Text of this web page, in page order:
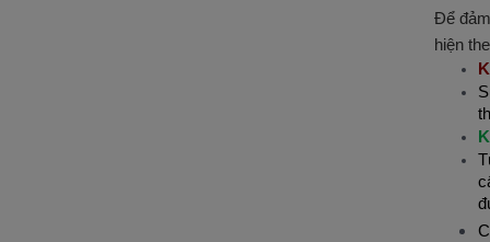
Để
hiện